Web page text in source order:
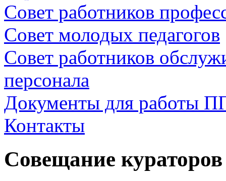
Совет работников
Совет молодых педагогов
Совет работников
персонала
Документы для работы
Контакты
Совещание кураторов